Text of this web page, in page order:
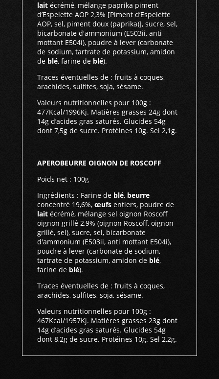
lait écrémé, mélange paprika piment
d’Espelette AOP 2,3% [Piment d’Espelette
AOP, sel, piment doux (paprika)], sucre, sel,
bicarbonate d'ammonium (E503ii, anti
mottant E504i), poudre à lever (carbonate
de sodium, tartrate de potassium, amidon
de blé, farine de blé).
Traces éventuelles de : fruits à coques,
arachides, sulfites, soja, sésame.
Valeurs nutritionnelles pour 100g :
477Kcal/1996Kj. Matières grasses 24g dont
14g d’acides gras saturés. Glucides 54g
dont 7,5g de sucre. Protéines 10g. Sel 2,1g.
APEROBEURRE OIGNON DE ROSCOFF
Poids net : 100g
Ingrédients : Farine de blé, beurre
concentré 19,6%, œufsentiers, poudre de
lait écrémé, mélange sel oignon Roscoff
oignon grillé 2,9% (oignon Roscoff, oignon
grillé, sel), sucre, sel, bicarbonate
d'ammonium (E503ii, anti mottant E504i),
poudre à lever (carbonate de sodium,
tartrate de potassium, amidon de blé,
farine de blé).
Traces éventuelles de : fruits à coques,
arachides, sulfites, soja, sésame.
Valeurs nutritionnelles pour 100g :
467Kcal/1957Kj. Matières grasses 23g dont
14g d’acides gras saturés. Glucides 54g
dont 8,2g de sucre. Protéines 10g. Sel 2,2g.